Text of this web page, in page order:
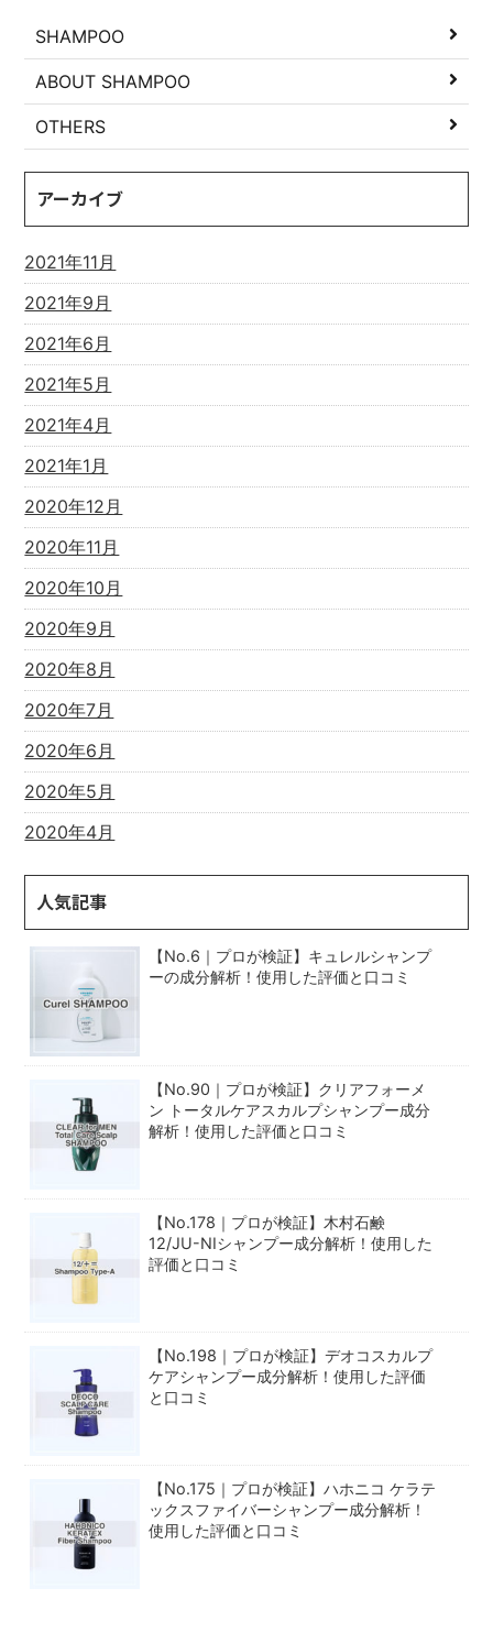
SHAMPOO
ABOUT SHAMPOO
OTHERS
アーカイブ
2021年11月
2021年9月
2021年6月
2021年5月
2021年4月
2021年1月
2020年12月
2020年11月
2020年10月
2020年9月
2020年8月
2020年7月
2020年6月
2020年5月
2020年4月
人気記事
【No.6｜プロが検証】キュレルシャンプ
ーの成分解析！使用した評価と口コミ
【No.90｜プロが検証】クリアフォーメ
ン トータルケアスカルプシャンプー成分
解析！使用した評価と口コミ
【No.178｜プロが検証】木村石鹸
12/JU-NIシャンプー成分解析！使用した
評価と口コミ
【No.198｜プロが検証】デオコスカルプ
ケアシャンプー成分解析！使用した評価
と口コミ
【No.175｜プロが検証】ハホニコ ケラテ
ックスファイバーシャンプー成分解析！
使用した評価と口コミ